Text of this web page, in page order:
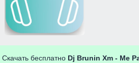
Скачать бесплатно Dj Brunin Xm - Me